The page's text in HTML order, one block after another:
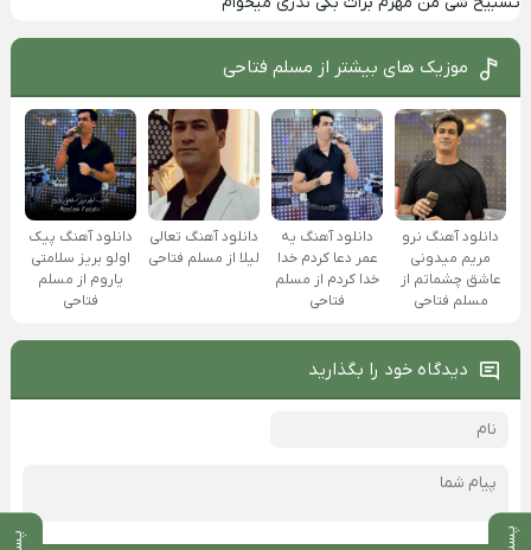
موزیک های بیشتر از مسلم فتاحی
دانلود آهنگ نرو
مریم میدونی
عاشق چشماتم از
مسلم فتاحی
دانلود آهنگ یه
عمر دعا کردم خدا
خدا کردم از مسلم
فتاحی
دانلود آهنگ تعالی
لیلا از مسلم فتاحی
دانلود آهنگ پیک
اولو بریز سلامتی
یاروم از مسلم
فتاحی
دیدگاه خود را بگذارید